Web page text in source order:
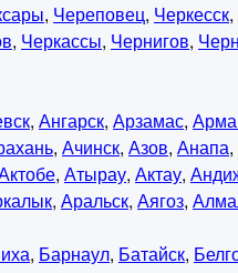
, Череповец, Черкесск,
, Черкассы, Чернигов,
, Ангарск, Арзамас,
, Ачинск, Азов, Анапа,
, Атырау, Актау,
, Аральск, Аягоз,
, Барнаул, Батайск,